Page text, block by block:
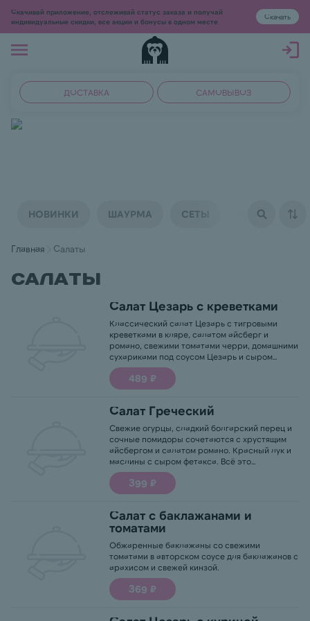
Скачивай приложение, отслеживай статус заказа и получай
индивидуальные скидки, все акции и бонусы в одном месте
Скачать
ДОСТАВКА САМОВЫВОЗ
НОВИНКИ ШАУРМА СЕТЫ РОЛЛЫ
Главная Салаты
Салаты
Салат Цезарь с креветками
Классический салат Цезарь с тигровыми
креветками в кляре, салатом айсберг и
романо, свежими томатами черри, домашними
сухариками под соусом Цезарь и сыром
пармезан.
489 ₽
Салат Греческий
Свежие огурцы, сладкий болгарский перец и
сочные помидоры сочетаются с хрустящим
айсбергом и салатом романо. Красный лук и
маслины с сыром фетакса. Всё это
заправлено подсолнечным маслом и
бальзамическим соусом.
399 ₽
Салат с баклажанами и
томатами
Обжаренные баклажаны со свежими
томатами в авторском соусе для баклажанов с
арахисом и свежей кинзой.
369 ₽